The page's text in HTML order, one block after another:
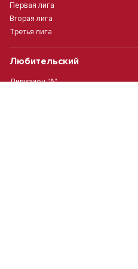
Первая лига
Вторая лига
Третья лига
Любительский
Дивизион "А"